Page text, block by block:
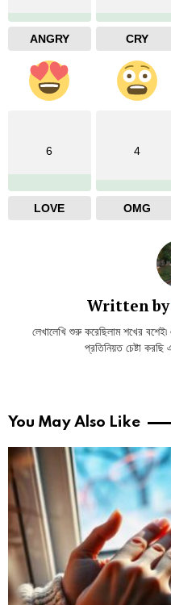
ANGRY CRY
6
LOVE
4
OMG
Written by
লেখালেখি শুরু করেছিলাম শখের
প্রতিনিয়ত চেষ্টা
You May Also Like